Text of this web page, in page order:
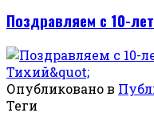
Поздравляем с 10-
Опубликовано в
Теги